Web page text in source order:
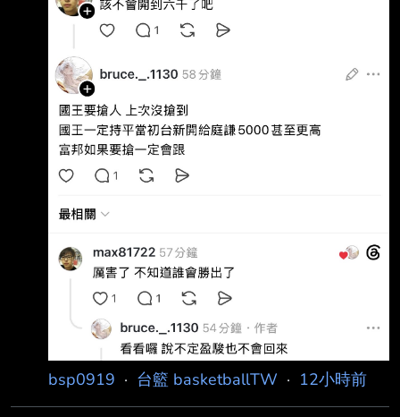
bsp0919 · 台籃 basketballTW · 12小時前